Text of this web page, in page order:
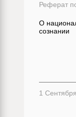
Реферат
О
сознании
1